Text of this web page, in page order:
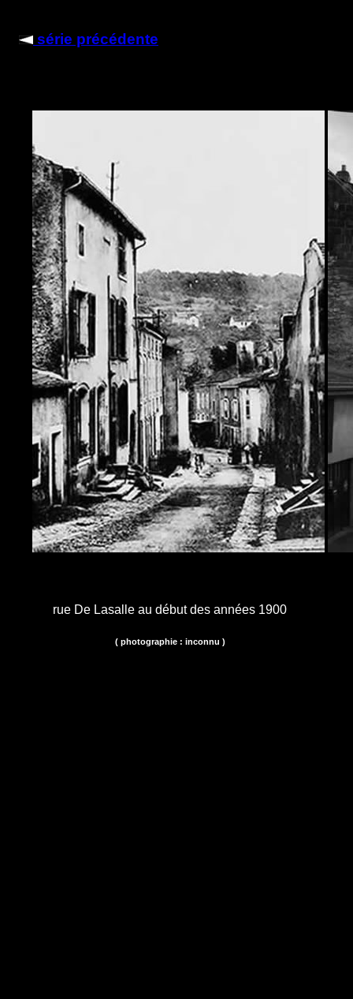
série précédente
rue De Lasalle au début des années 1900
( photographie : inconnu )